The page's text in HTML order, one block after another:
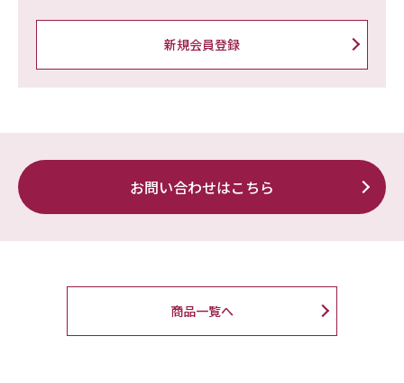
新規会員登録
お問い合わせはこちら
商品一覧へ